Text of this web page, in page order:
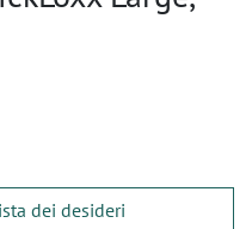
dei desideri